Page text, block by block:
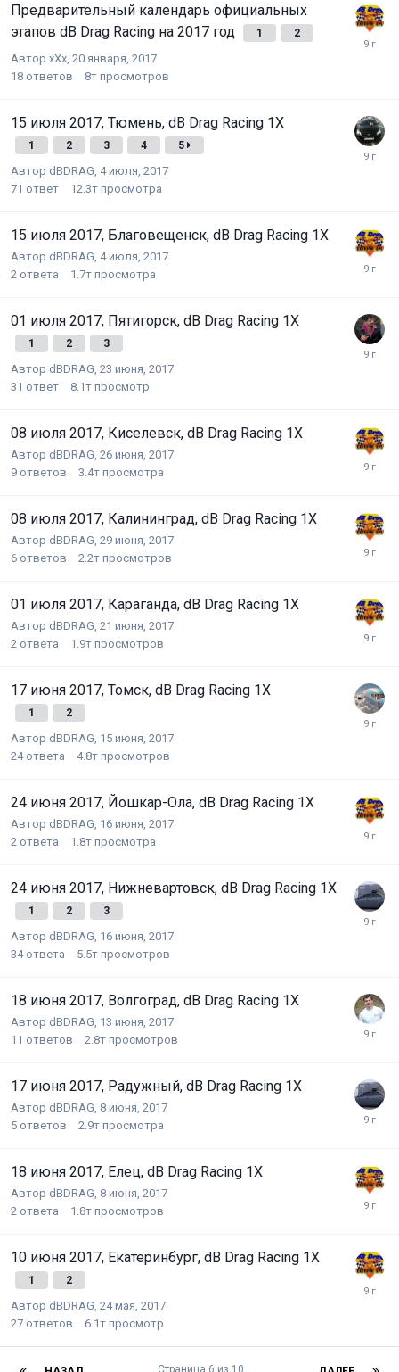
Предварительный календарь официальных
этапов dB Drag Racing на 2017 год
1 2
Автор xXx 20 января, 2017
18 ответов 8т просмотров
15 июля 2017, Тюмень, dB Drag Racing 1X
1 2 3 4 5
Автор dBDRAG 4 июля, 2017
71 ответ 12.3т просмотра
15 июля 2017, Благовещенск, dB Drag Racing 1X
Автор dBDRAG 4 июля, 2017
2 ответа 1.7т просмотра
01 июля 2017, Пятигорск, dB Drag Racing 1X
1 2 3
Автор dBDRAG 23 июня, 2017
31 ответ 8.1т просмотр
08 июля 2017, Киселевск, dB Drag Racing 1X
Автор dBDRAG 26 июня, 2017
9 ответов 3.4т просмотра
08 июля 2017, Калининград, dB Drag Racing 1X
Автор dBDRAG 29 июня, 2017
6 ответов 2.2т просмотров
01 июля 2017, Караганда, dB Drag Racing 1X
Автор dBDRAG 21 июня, 2017
2 ответа 1.9т просмотров
17 июня 2017, Томск, dB Drag Racing 1X
1 2
Автор dBDRAG 15 июня, 2017
24 ответа 4.8т просмотров
24 июня 2017, Йошкар-Ола, dB Drag Racing 1X
Автор dBDRAG 16 июня, 2017
2 ответа 1.8т просмотра
24 июня 2017, Нижневартовск, dB Drag Racing 1X
1 2 3
Автор dBDRAG 16 июня, 2017
34 ответа 5.5т просмотров
18 июня 2017, Волгоград, dB Drag Racing 1X
Автор dBDRAG 13 июня, 2017
11 ответов 2.8т просмотров
17 июня 2017, Радужный, dB Drag Racing 1X
Автор dBDRAG 8 июня, 2017
5 ответов 2.9т просмотра
18 июня 2017, Елец, dB Drag Racing 1X
Автор dBDRAG 8 июня, 2017
2 ответа 1.8т просмотров
10 июня 2017, Екатеринбург, dB Drag Racing 1Х
1 2
Автор dBDRAG 24 мая, 2017
27 ответов 6.1т просмотр
Страница 6 из 10